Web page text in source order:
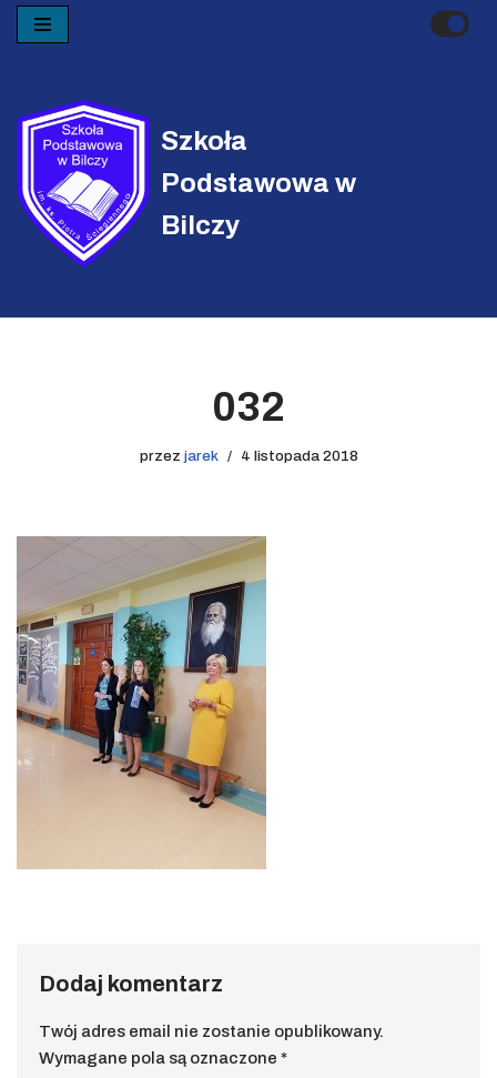
treści
Szkoła
Podstawowa w
Bilczy
032
przez jarek 4 listopada 2018
Dodaj komentarz
Twój adres email nie zostanie opublikowany.
Wymagane pola są oznaczone *